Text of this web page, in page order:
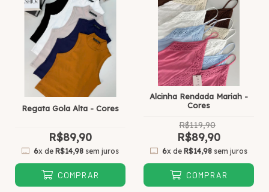
Regata Gola Alta - Cores
R$89,90
6x de R$14,98 sem juros
COMPRAR
Alcinha Rendada Mariah -
Cores
R$119,90
R$89,90
6x de R$14,98 sem juros
COMPRAR